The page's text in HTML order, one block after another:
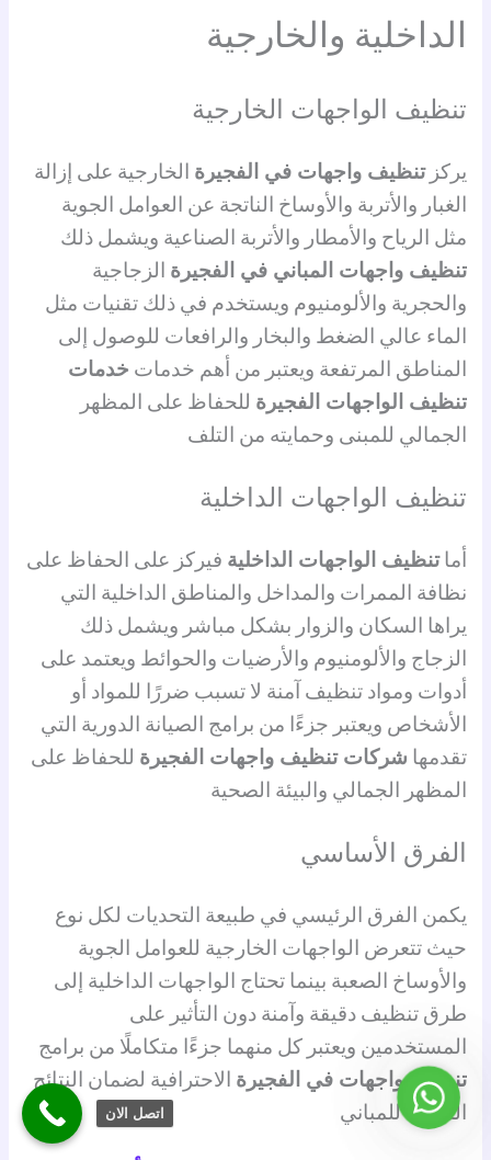
الداخلية والخارجية
تنظيف الواجهات الخارجية
يركزتنظيف واجهات في الفجيرة الخارجية على إزالة
الغبار والأتربة والأوساخ الناتجة عن العوامل الجوية
مثل الرياح والأمطار والأتربة الصناعية ويشمل ذلك
تنظيف واجهات المباني في الفجيرة الزجاجية
والحجرية والألومنيوم ويستخدم في ذلك تقنيات مثل
الماء عالي الضغط والبخار والرافعات للوصول إلى
المناطق المرتفعة ويعتبر من أهم خدمات خدمات
تنظيف الواجهات الفجيرة للحفاظ على المظهر
الجمالي للمبنى وحمايته من التلف
تنظيف الواجهات الداخلية
أماتنظيف الواجهات الداخلية فيركز على الحفاظ على
نظافة الممرات والمداخل والمناطق الداخلية التي
يراها السكان والزوار بشكل مباشر ويشمل ذلك
الزجاج والألومنيوم والأرضيات والحوائط ويعتمد على
أدوات ومواد تنظيف آمنة لا تسبب ضررًا للمواد أو
الأشخاص ويعتبر جزءًا من برامج الصيانة الدورية التي
تقدمها شركات تنظيف واجهات الفجيرة للحفاظ على
المظهر الجمالي والبيئة الصحية
الفرق الأساسي
يكمن الفرق الرئيسي في طبيعة التحديات لكل نوع
حيث تتعرض الواجهات الخارجية للعوامل الجوية
والأوساخ الصعبة بينما تحتاج الواجهات الداخلية إلى
طرق تنظيف دقيقة وآمنة دون التأثير على
المستخدمين ويعتبر كل منهما جزءًا متكاملًا من برامج
تنظيف واجهات في الفجيرة الاحترافية لضمان النتائج
المثالية للمباني
اتصل الان
واتساب